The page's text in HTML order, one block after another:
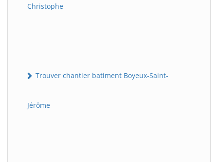
Christophe
Trouver chantier batiment Boyeux-Saint-
Jérôme